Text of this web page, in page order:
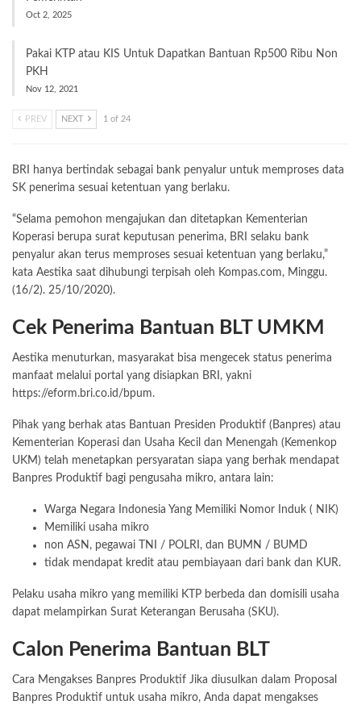
Oct 2, 2025
Pakai KTP atau KIS Untuk Dapatkan Bantuan Rp500 Ribu Non
PKH
Nov 12, 2021
PREV NEXT 1 of 24
BRI hanya bertindak sebagai bank penyalur untuk memproses data
SK penerima sesuai ketentuan yang berlaku.
“Selama pemohon mengajukan dan ditetapkan Kementerian
Koperasi berupa surat keputusan penerima, BRI selaku bank
penyalur akan terus memproses sesuai ketentuan yang berlaku,”
kata Aestika saat dihubungi terpisah oleh Kompas.com, Minggu.
(16/2). 25/10/2020).
Cek Penerima Bantuan BLT UMKM
Aestika menuturkan, masyarakat bisa mengecek status penerima
manfaat melalui portal yang disiapkan BRI, yakni
https://eform.bri.co.id/bpum.
Pihak yang berhak atas Bantuan Presiden Produktif (Banpres) atau
Kementerian Koperasi dan Usaha Kecil dan Menengah (Kemenkop
UKM) telah menetapkan persyaratan siapa yang berhak mendapat
Banpres Produktif bagi pengusaha mikro, antara lain:
Warga Negara Indonesia Yang Memiliki Nomor Induk ( NIK)
Memiliki usaha mikro
non ASN, pegawai TNI / POLRI, dan BUMN / BUMD
tidak mendapat kredit atau pembiayaan dari bank dan KUR.
Pelaku usaha mikro yang memiliki KTP berbeda dan domisili usaha
dapat melampirkan Surat Keterangan Berusaha (SKU).
Calon Penerima Bantuan BLT
Cara Mengakses Banpres Produktif Jika diusulkan dalam Proposal
Banpres Produktif untuk usaha mikro, Anda dapat mengakses